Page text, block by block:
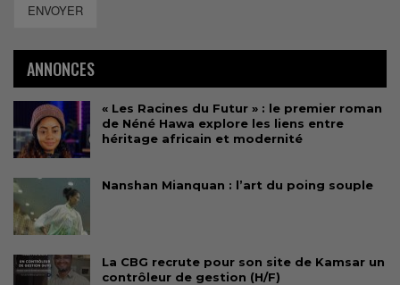
ENVOYER
ANNONCES
« Les Racines du Futur » : le premier roman
de Néné Hawa explore les liens entre
héritage africain et modernité
Nanshan Mianquan : l’art du poing souple
La CBG recrute pour son site de Kamsar un
contrôleur de gestion (H/F)